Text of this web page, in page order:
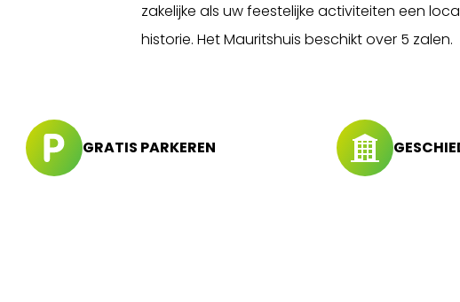
zakelijke als uw feestelijke activiteiten een
historie. Het Mauritshuis beschikt over 5 zalen.
GRATIS PARKEREN